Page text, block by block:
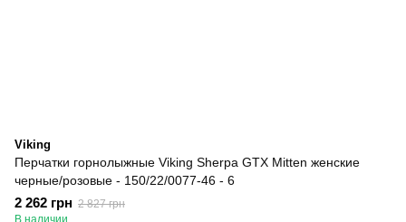
Viking
Перчатки горнолыжные Viking Sherpa GTX Mitten женские
черные/розовые - 150/22/0077-46 - 6
2 262 грн 2 827 грн
В наличии